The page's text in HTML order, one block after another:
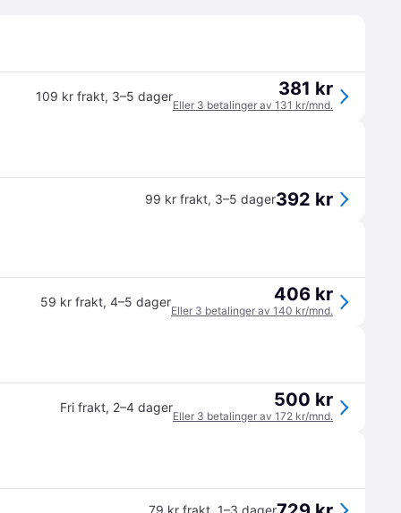
109 kr frakt, 3–5 dager 381 kr
Eller 3 betalinger av 131 kr/mnd.
99 kr frakt, 3–5 dager392 kr
59 kr frakt, 4–5 dager 406 kr
Eller 3 betalinger av 140 kr/mnd.
Fri frakt, 2–4 dager 500 kr
Eller 3 betalinger av 172 kr/mnd.
79 kr frakt, 1–3 dager